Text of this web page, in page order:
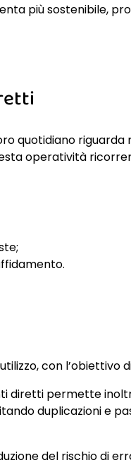
più sostenibile,
quotidiano
operatività
con
diretti permette
duplicazioni e
del rischio di